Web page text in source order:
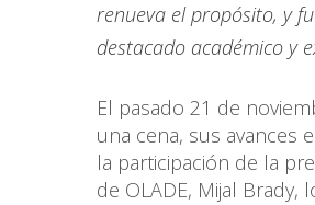
renueva el propósito, y
destacado académico y
El pasado 21 de
una cena, sus avances
la participación de la
de OLADE, Mijal